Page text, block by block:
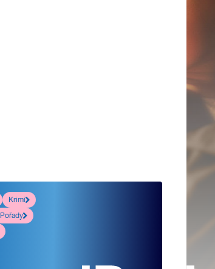
Krimi
Pořady